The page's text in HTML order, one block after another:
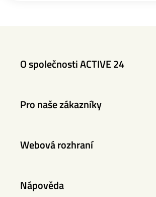
O společnosti ACTIVE 24
Pro naše zákazníky
Webová rozhraní
Nápověda